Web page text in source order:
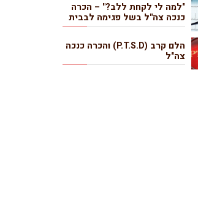
"למה לי לקחת ללב?" – הכרה
כנכה צה"ל בשל פגימה לבבית
הלם קרב (P.T.S.D) והכרה כנכה
צה"ל